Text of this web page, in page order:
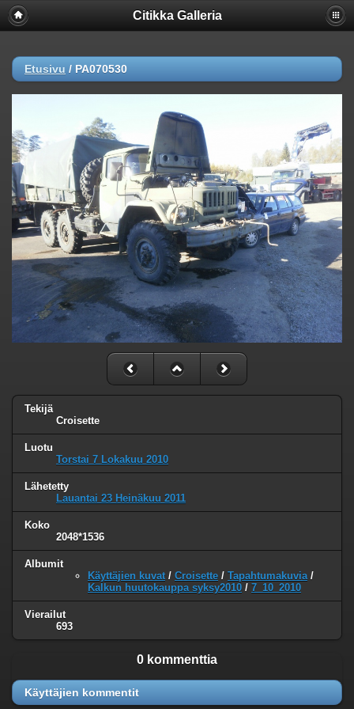
Citikka Galleria
Etusivu / PA070530
Tekijä
Croisette
Luotu
Torstai 7 Lokakuu 2010
Lähetetty
Lauantai 23 Heinäkuu 2011
Koko
2048*1536
Albumit
Käyttäjien kuvat / Croisette / Tapahtumakuvia/
Kalkun huutokauppa syksy2010 / 7_10_2010
Vierailut
693
0 kommenttia
Käyttäjien kommentit